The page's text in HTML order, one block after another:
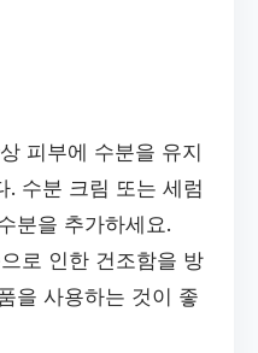
피부에 수분을 유지
. 수분 크림 또는 세럼
분을 추가하세요.
로 인한 건조함을 방
을 사용하는 것이 좋